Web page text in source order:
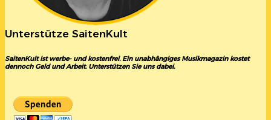
Unterstütze SaitenKult
SaitenKult ist werbe- und kostenfrei. Ein unabhängiges Musikmagazin kostet
dennoch Geld und Arbeit. Unterstützen Sie uns dabei.